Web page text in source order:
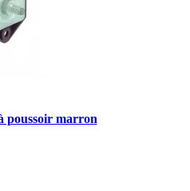
poussoir marron